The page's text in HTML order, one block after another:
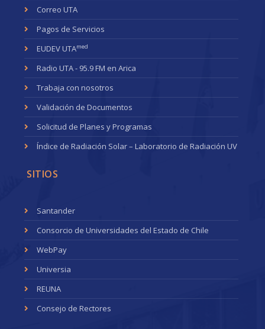
Correo UTA
Pagos de Servicios
EUDEV UTAmed
Radio UTA - 95.9 FM en Arica
Trabaja con nosotros
Validación de Documentos
Solicitud de Planes y Programas
Índice de Radiación Solar – Laboratorio de Radiación UV
SITIOS
Santander
Consorcio de Universidades del Estado de Chile
WebPay
Universia
REUNA
Consejo de Rectores